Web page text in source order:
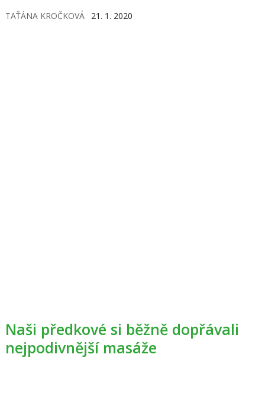
TAŤÁNA KROČKOVÁ 21. 1. 2020
Naši předkové si běžně dopřávali
nejpodivnější masáže